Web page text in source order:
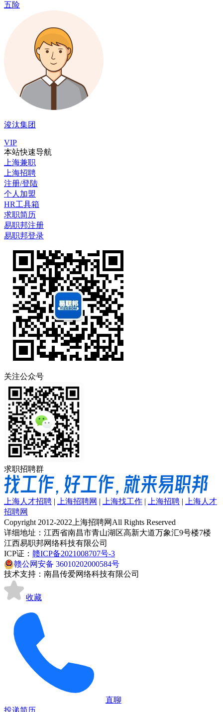
五险
浚汰集团
VIP
本站快速导航
上海兼职
上海招聘
注册/登陆
个人加盟
HR工具箱
求职简历
易职邦注册
易职邦登录
关注公众号
求职招聘群
上海人才招聘 | 上海招聘网 | 上海找工作 | 上海招聘 |
上海人才
招聘网
Copyright 2012-2022上海招聘网All Rights Reserved
详细地址：江西省南昌市青山湖区高新大道万象汇9号楼7楼
江西易职邦网络科技有限公司
ICP证： 赣ICP备2021008707号-3
赣公网安备 36010202000584号
技术支持：南昌传爱网络科技有限公司
收藏
直聊